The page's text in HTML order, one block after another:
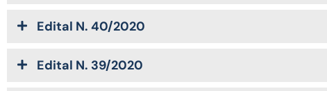
Edital N. 40/2020
Edital N. 39/2020